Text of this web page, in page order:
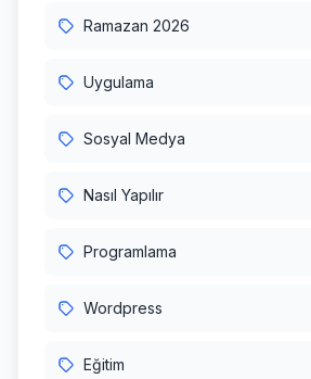
Ramazan 2026
Uygulama
Sosyal Medya
Nasıl Yapılır
Programlama
Wordpress
Eğitim